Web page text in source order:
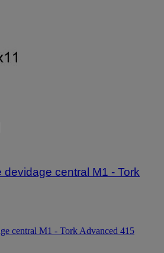
central M1 - Tork
central M1 - Tork Advanced 415